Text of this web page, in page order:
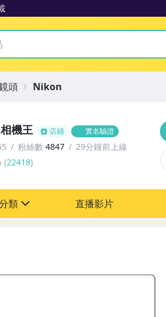
機王 店鋪 實名驗證
粉絲數 4847
29分鐘前上線
(22418)
類 直播影片
頭 Nikon